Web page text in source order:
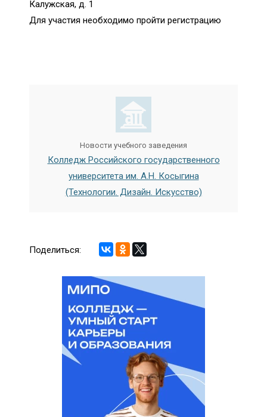
Калужская, д. 1
Для участия необходимо пройти регистрацию
Новости учебного заведения
Колледж Российского государственного
университета им. А.Н. Косыгина
(Технологии. Дизайн. Искусство)
Поделиться: